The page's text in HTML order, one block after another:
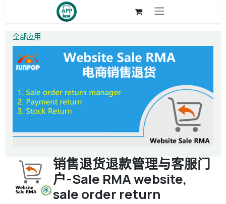
全部应用
销售退货退款管理与客服门
户-Sale RMA website,
sale order return